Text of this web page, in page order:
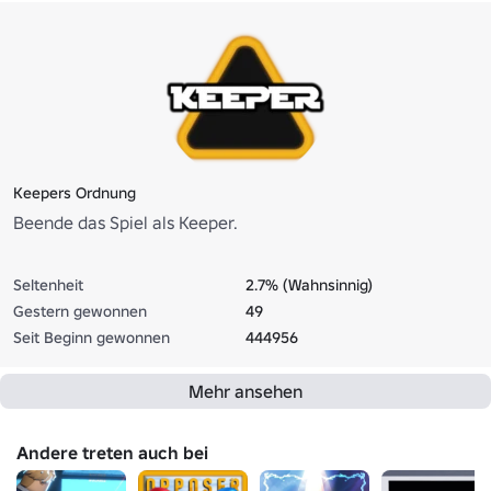
Keepers Ordnung
Beende das Spiel als Keeper.
Seltenheit
2.7% (Wahnsinnig)
Gestern gewonnen
49
Seit Beginn gewonnen
444956
Mehr ansehen
Andere treten auch bei